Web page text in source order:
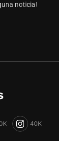
noticia!
40K